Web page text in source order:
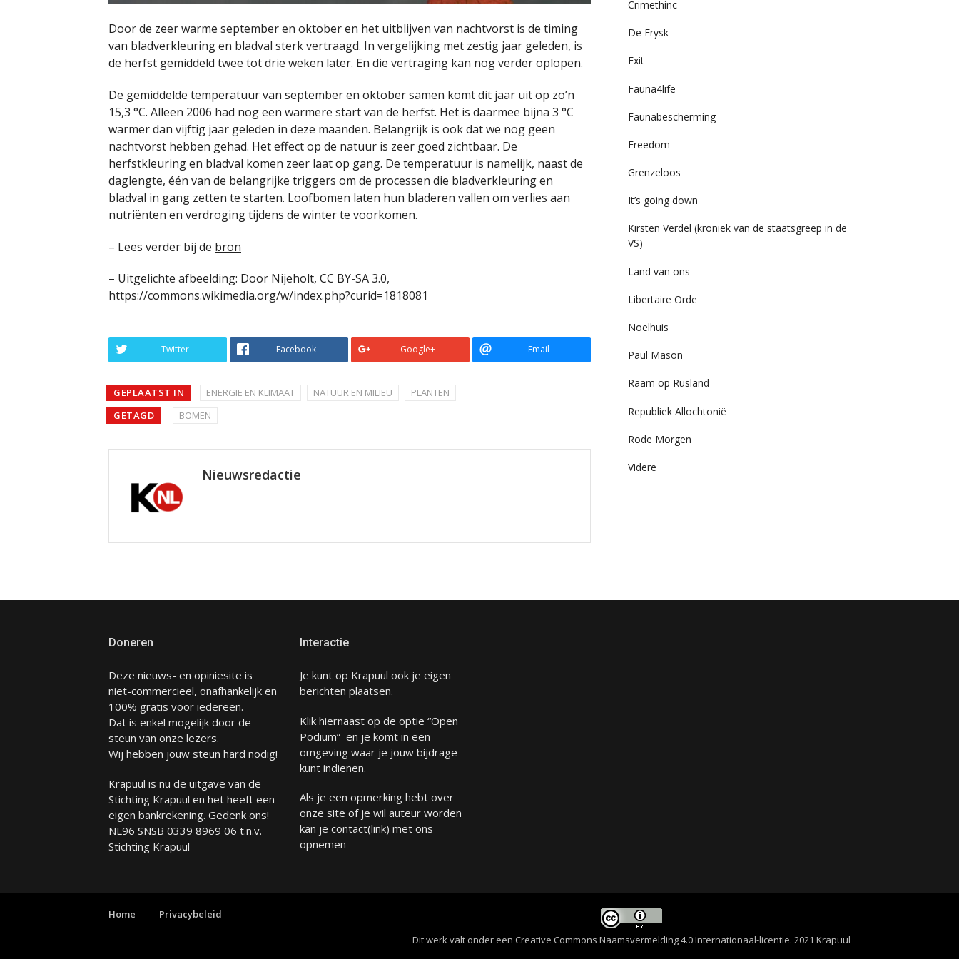
Door de zeer warme september en oktober en het uitblijven van nachtvorst is de timing
van bladverkleuring en bladval sterk vertraagd. In vergelijking met zestig jaar geleden, is
de herfst gemiddeld twee tot drie weken later. En die vertraging kan nog verder oplopen.
De gemiddelde temperatuur van september en oktober samen komt dit jaar uit op zo’n
15,3 °C. Alleen 2006 had nog een warmere start van de herfst. Het is daarmee bijna 3 °C
warmer dan vijftig jaar geleden in deze maanden. Belangrijk is ook dat we nog geen
nachtvorst hebben gehad. Het effect op de natuur is zeer goed zichtbaar. De
herfstkleuring en bladval komen zeer laat op gang. De temperatuur is namelijk, naast de
daglengte, één van de belangrijke triggers om de processen die bladverkleuring en
bladval in gang zetten te starten. Loofbomen laten hun bladeren vallen om verlies aan
nutriënten en verdroging tijdens de winter te voorkomen.
– Lees verder bij de bron
– Uitgelichte afbeelding: Door Nijeholt, CC BY-SA 3.0,
https://commons.wikimedia.org/w/index.php?curid=1818081
Twitter Facebook Google+ Email
GEPLAATST IN ENERGIE EN KLIMAAT NATUUR EN MILIEU
PLANTEN
GETAGD
BOMEN
Nieuwsredactie
Crimethinc
De Frysk
Exit
Fauna4life
Faunabescherming
Freedom
Grenzeloos
It’s going down
Kirsten Verdel (kroniek van de staatsgreep in de
VS)
Land van ons
Libertaire Orde
Noelhuis
Paul Mason
Raam op Rusland
Republiek Allochtonië
Rode Morgen
Videre
Doneren
Deze nieuws- en opiniesite is
niet-commercieel, onafhankelijk en
100% gratis voor iedereen.
Dat is enkel mogelijk door de
steun van onze lezers.
Wij hebben jouw steun hard nodig!
Krapuul is nu de uitgave van de
Stichting Krapuul en het heeft een
eigen bankrekening. Gedenk ons!
NL96 SNSB 0339 8969 06 t.n.v.
Stichting Krapuul
Interactie
Je kunt op Krapuul ook je eigen
berichten plaatsen.
Klik hiernaast op de optie “Open
Podium” en je komt in een
omgeving waar je jouw bijdrage
kunt indienen.
Als je een opmerking hebt over
onze site of je wil auteur worden
kan je contact(link) met ons
opnemen
Home
Privacybeleid
Dit werk valt onder een Creative Commons Naamsvermelding 4.0 Internationaal-licentie. 2021 Krapuul